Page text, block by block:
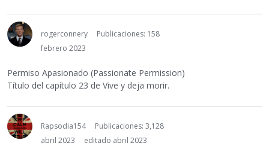
rogerconnery
Publicaciones: 158
febrero 2023
Permiso Apasionado (Passionate Permission)
Título del capítulo 23 de Vive y deja morir.
Rapsodia154
Publicaciones: 3,128
abril 2023
editado abril 2023